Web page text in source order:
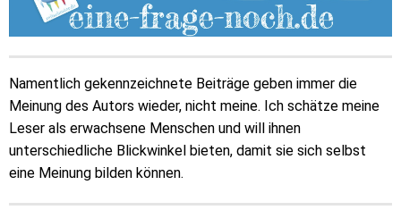
Namentlich gekennzeichnete Beiträge geben immer die
Meinung des Autors wieder, nicht meine. Ich schätze meine
Leser als erwachsene Menschen und will ihnen
unterschiedliche Blickwinkel bieten, damit sie sich selbst
eine Meinung bilden können.